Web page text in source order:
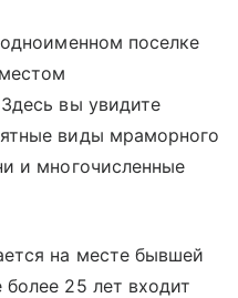
поселке
вы увидите
виды мраморного
и многочисленные
на месте бывшей
25 лет входит